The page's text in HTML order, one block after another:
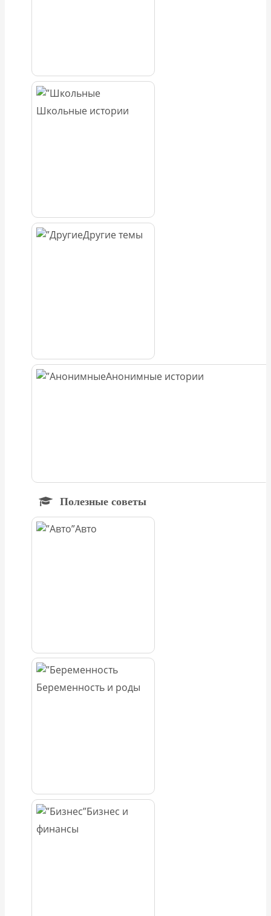
Школьные истории
Другие темы
Анонимные истории
Полезные советы
Авто
Беременность и роды
Бизнес и
финансы